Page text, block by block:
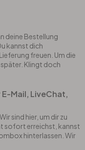
deine Bestellung
kannst dich
freuen. Um die
Klingt doch
Mail, LiveChat,
sind hier, um dir zu
sofort erreichst, kannst
hinterlassen. Wir